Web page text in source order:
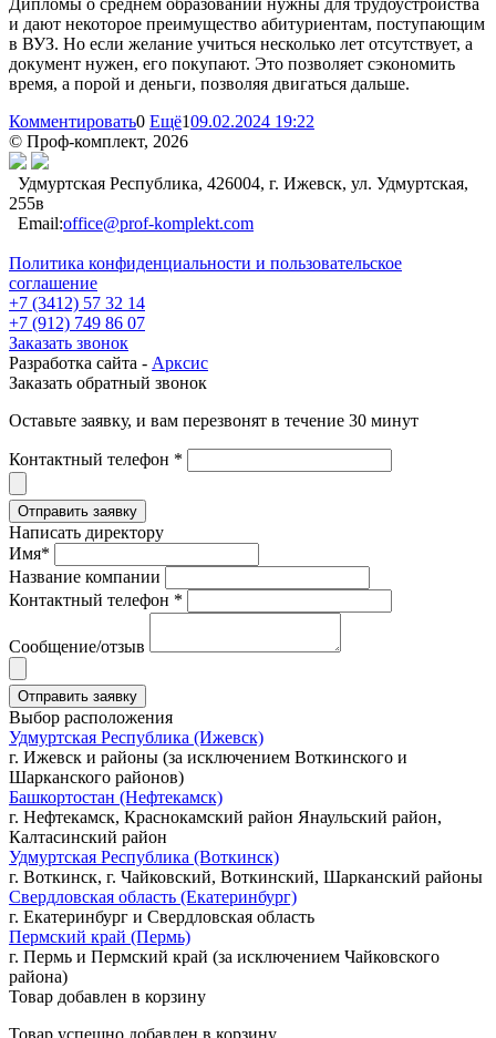
Дипломы о среднем образовании нужны для трудоустройства
и дают некоторое преимущество абитуриентам, поступающим
в ВУЗ. Но если желание учиться несколько лет отсутствует, а
документ нужен, его покупают. Это позволяет сэкономить
время, а порой и деньги, позволяя двигаться дальше.
Комментировать0 Ещё109.02.2024 19:22
© Проф-комплект, 2026
Удмуртская Республика, 426004, г. Ижевск, ул. Удмуртская,
255в
Email:office@prof-komplekt.com
Политика конфиденциальности и пользовательское
соглашение
+7 (3412) 57 32 14
+7 (912) 749 86 07
Заказать звонок
Разработка сайта - Арксис
Заказать обратный звонок
Оставьте заявку, и вам перезвонят в течение 30 минут
Контактный телефон *
Написать директору
Имя*
Название компании
Контактный телефон *
Сообщение/отзыв
Выбор расположения
Удмуртская Республика (Ижевск)
г. Ижевск и районы (за исключением Воткинского и
Шарканского районов)
Башкортостан (Нефтекамск)
г. Нефтекамск, Краснокамский район Янаульский район,
Калтасинский район
Удмуртская Республика (Воткинск)
г. Воткинск, г. Чайковский, Воткинский, Шарканский районы
Свердловская область (Екатеринбург)
г. Екатеринбург и Свердловская область
Пермский край (Пермь)
г. Пермь и Пермский край (за исключением Чайковского
района)
Товар добавлен в корзину